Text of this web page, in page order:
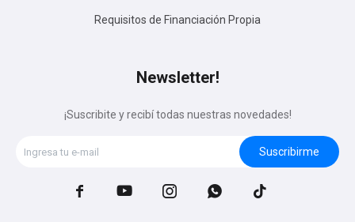
Requisitos de Financiación Propia
Newsletter!
¡Suscribite y recibí todas nuestras novedades!
Suscribirme
    